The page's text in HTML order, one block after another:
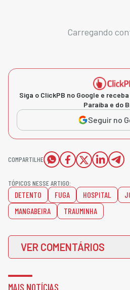
Carregando
Siga o ClickPB no Google e
Paraíba e do
Seguir no
COMPARTILHE
TÓPICOS NESSE ARTIGO:
DETENTO FUGA HOSPITAL
MANGABEIRA
TRAUMINHA
VER COMENTÁRIOS
MAIS NOTÍCIAS